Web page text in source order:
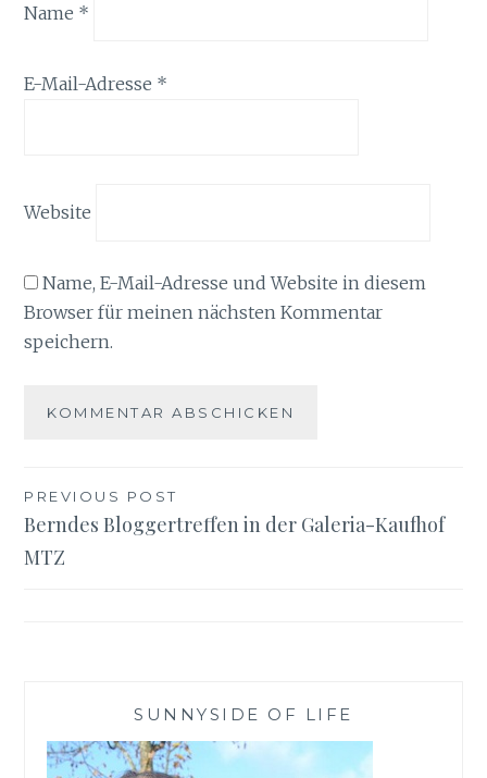
Name *
E-Mail-Adresse *
Website
Name, E-Mail-Adresse und Website in diesem
Browser für meinen nächsten Kommentar
speichern.
Beitragsnavigation
PREVIOUS POST
Berndes Bloggertreffen in der Galeria-Kaufhof
MTZ
SUNNYSIDE OF LIFE